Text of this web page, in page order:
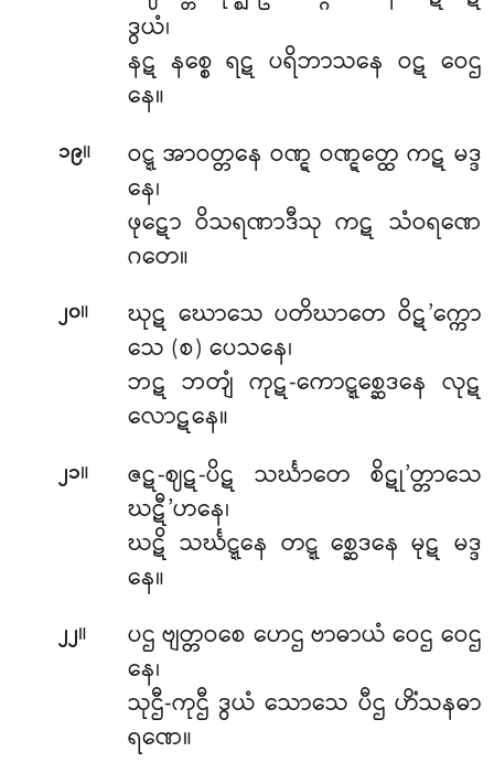
ဒွယံ၊
နဋ နစ္စေ ရဋ ပရိဘာသနေ ဝဋ ဝေဌ
နေ။
၁၉။
ဝဋ္ဋ အာဝတ္တနေ ဝဏ္ဋ ဝဏ္ဋတ္ထေ ကဋ မဒ္ဒ
နေ၊
ဖုဋော ဝိသရဏာဒီသု ကဋ သံဝရဏေ
ဂတေ။
၂၀။
ဃုဋ ဃောသေ ပတိဃာတေ ဝိဋ’က္ကော
သေ (စ) ပေသနေ၊
ဘဋ ဘတျံ ကုဋ-ကောဋ္ဋစ္ဆေဒနေ လုဋ
လောဋနေ။
၂၁။
ဇဋ-ဈဋ-ပိဋ သင်္ဃာတေ စိဋု’တ္တာသေ
ဃဋီ’ဟနေ၊
ဃဋိ သင်္ဃဋ္ဋနေ တဋ္ဋ စ္ဆေဒနေ မုဋ မဒ္ဒ
နေ။
၂၂။
ပဌ ဗျတ္တဝစေ ဟေဌ ဗာဓာယံ ဝေဌ ဝေဌ
နေ၊
သုဌီ-ကုဌီ ဒွယံ သောသေ ပီဌ ဟိံသနဓာ
ရဏေ။